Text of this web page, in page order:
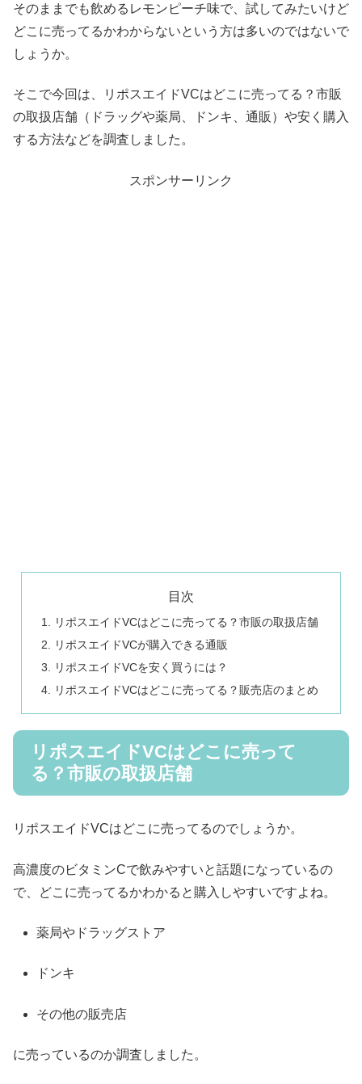
そのままでも飲めるレモンピーチ味で、試してみたいけど
どこに売ってるかわからないという方は多いのではないで
しょうか。
そこで今回は、リポスエイドVCはどこに売ってる？市販
の取扱店舗（ドラッグや薬局、ドンキ、通販）や安く購入
する方法などを調査しました。
スポンサーリンク
目次
リポスエイドVCはどこに売ってる？市販の取扱店舗
リポスエイドVCが購入できる通販
リポスエイドVCを安く買うには？
リポスエイドVCはどこに売ってる？販売店のまとめ
リポスエイドVCはどこに売って
る？市販の取扱店舗
リポスエイドVCはどこに売ってるのでしょうか。
高濃度のビタミンCで飲みやすいと話題になっているの
で、どこに売ってるかわかると購入しやすいですよね。
薬局やドラッグストア
ドンキ
その他の販売店
に売っているのか調査しました。